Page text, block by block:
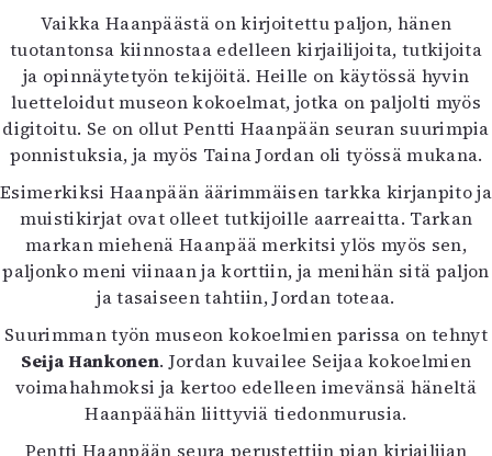
Vaikka Haanpäästä on kirjoitettu paljon, hänen
tuotantonsa kiinnostaa edelleen kirjailijoita, tutkijoita
ja opinnäytetyön tekijöitä. Heille on käytössä hyvin
luetteloidut museon kokoelmat, jotka on paljolti myös
digitoitu. Se on ollut Pentti Haanpään seuran suurimpia
ponnistuksia, ja myös Taina Jordan oli työssä mukana.
Esimerkiksi Haanpään äärimmäisen tarkka kirjanpito ja
muistikirjat ovat olleet tutkijoille aarreaitta. Tarkan
markan miehenä Haanpää merkitsi ylös myös sen,
paljonko meni viinaan ja korttiin, ja menihän sitä paljon
ja tasaiseen tahtiin, Jordan toteaa.
Suurimman työn museon kokoelmien parissa on tehnyt
Seija Hankonen. Jordan kuvailee Seijaa kokoelmien
voimahahmoksi ja kertoo edelleen imevänsä häneltä
Haanpäähän liittyviä tiedonmurusia.
Pentti Haanpään seura perustettiin pian kirjailijan